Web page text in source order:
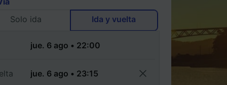
Solo ida
Ida y vuelta